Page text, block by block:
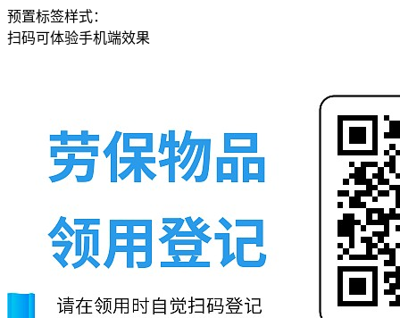
预置标签样式：
扫码可体验手机端效果